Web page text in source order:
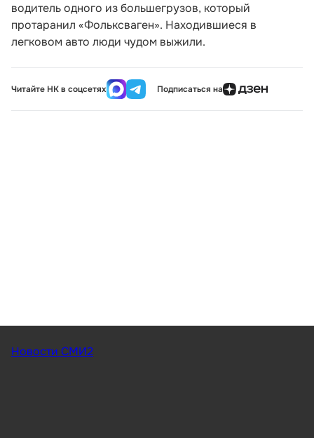
водитель одного из большегрузов, который
протаранил «Фольксваген». Находившиеся в
легковом авто люди чудом выжили.
Читайте НК в соцсетях Подписаться на
Новости СМИ2